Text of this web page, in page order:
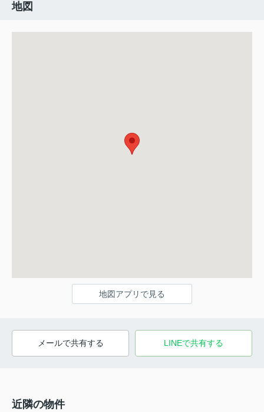
地図
地図アプリで見る
メールで共有する LINEで共有する
近隣の物件